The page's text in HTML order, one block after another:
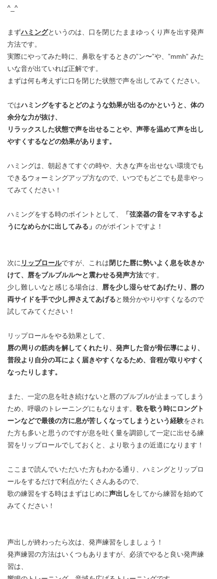
^_^
まずハミングというのは、口を閉じたままゆっくり声を出す発声
方法です。
実際にやってみた時に、鼻歌をするときの”ン〜”や、”mmh” みた
いな音が出ていれば正解です。
まずは何も考えずに口を閉じた状態で声を出してみてください。
ではハミングをするとどのような効果が出るのかというと、体の
余分な力が抜け、
リラックスした状態で声を出せることや、声帯を温めて声を出し
やすくするなどの効果があります。
ハミングは、朝起きてすぐの時や、大きな声を出せない環境でも
できるウォーミングアップ方なので、いつでもどこでも是非やっ
てみてください！
ハミングをする時のポイントとして、
「弦楽器の音をマネするよ
うになめらかに出してみる」 のがポイントですよ！
次に リップロールですが、これは閉じた唇に勢いよく息を吹きか
けて、唇をブルブルル〜と震わせる発声方法です。
少し難しいなと感じる場合は、 唇を少し湿らせてあげたり、唇の
両サイドを手で少し押さえてあげると幾分かやりやすくなるので
試してみてください！
リップロールをやる効果として、
唇の周りの筋肉を解してくれたり、発声した音が骨伝導により、
普段より自分の耳によく届きやすくなるため、音程が取りやすく
なったりします。
また、一定の息を吐き続けないと唇のブルブルが止まってしまう
ため、呼吸のトレーニングにもなります。 歌を歌う時にロングト
ーンなどで最後の方に息が苦しくなってしまうという経験をされ
た方も多いと思うのですが息を吐く量を調節して一定に出せる練
習をリップロールでしておくと、より歌うまの近道になります！
ここまで読んでいただいた方もわかる通り、ハミングとリップロ
ールをするだけで利点がたくさんあるので、
歌の練習をする時はまずはじめに声出しをしてから練習を始めて
みてください！
声出しが終わったら次は、発声練習をしましょう！
発声練習の方法はいくつもありますが、必須でやると良い発声練
習は、